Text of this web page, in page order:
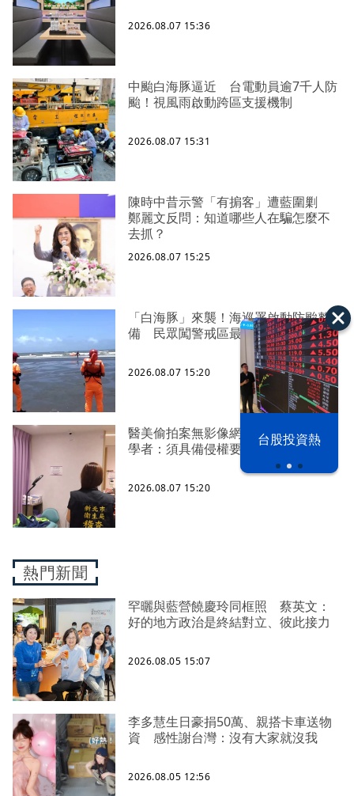
漢光42演習 台股投資熱
2026.08.07 15:36
中颱白海豚逼近 台電動員逾7千人防
颱！視風雨啟動跨區支援機制
2026.08.07 15:31
陳時中昔示警「有掮客」遭藍圍剿
鄭麗文反問：知道哪些人在騙怎麼不
去抓？
2026.08.07 15:25
「白海豚」來襲！海巡署啟動防颱整
備 民眾闖警戒區最高罰25萬
2026.08.07 15:20
醫美偷拍案無影像網紅律師仍喊提告
學者：須具備侵權要件
2026.08.07 15:20
熱門新聞
罕曬與藍營饒慶玲同框照 蔡英文：
好的地方政治是終結對立、彼此接力
2026.08.05 15:07
李多慧生日豪捐50萬、親搭卡車送物
資 感性謝台灣：沒有大家就沒我
2026.08.05 12:56